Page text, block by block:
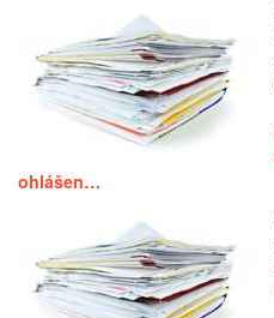
ohlášen…